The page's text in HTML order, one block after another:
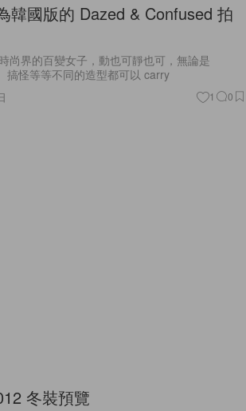
韓國版的 Dazed & Confused 拍
尚界的百變女子，動也可靜也可，無論是
搞怪等等不同的造型都可以 carry
1 0
冬裝預覽